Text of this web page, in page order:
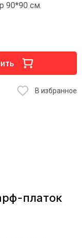
90*90 см.
В избранное
платок